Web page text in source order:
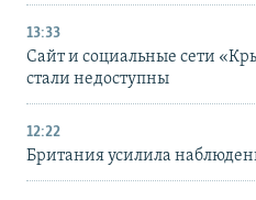
13:33
Сайт и социальные сети
стали недоступны
12:22
Британия усилила